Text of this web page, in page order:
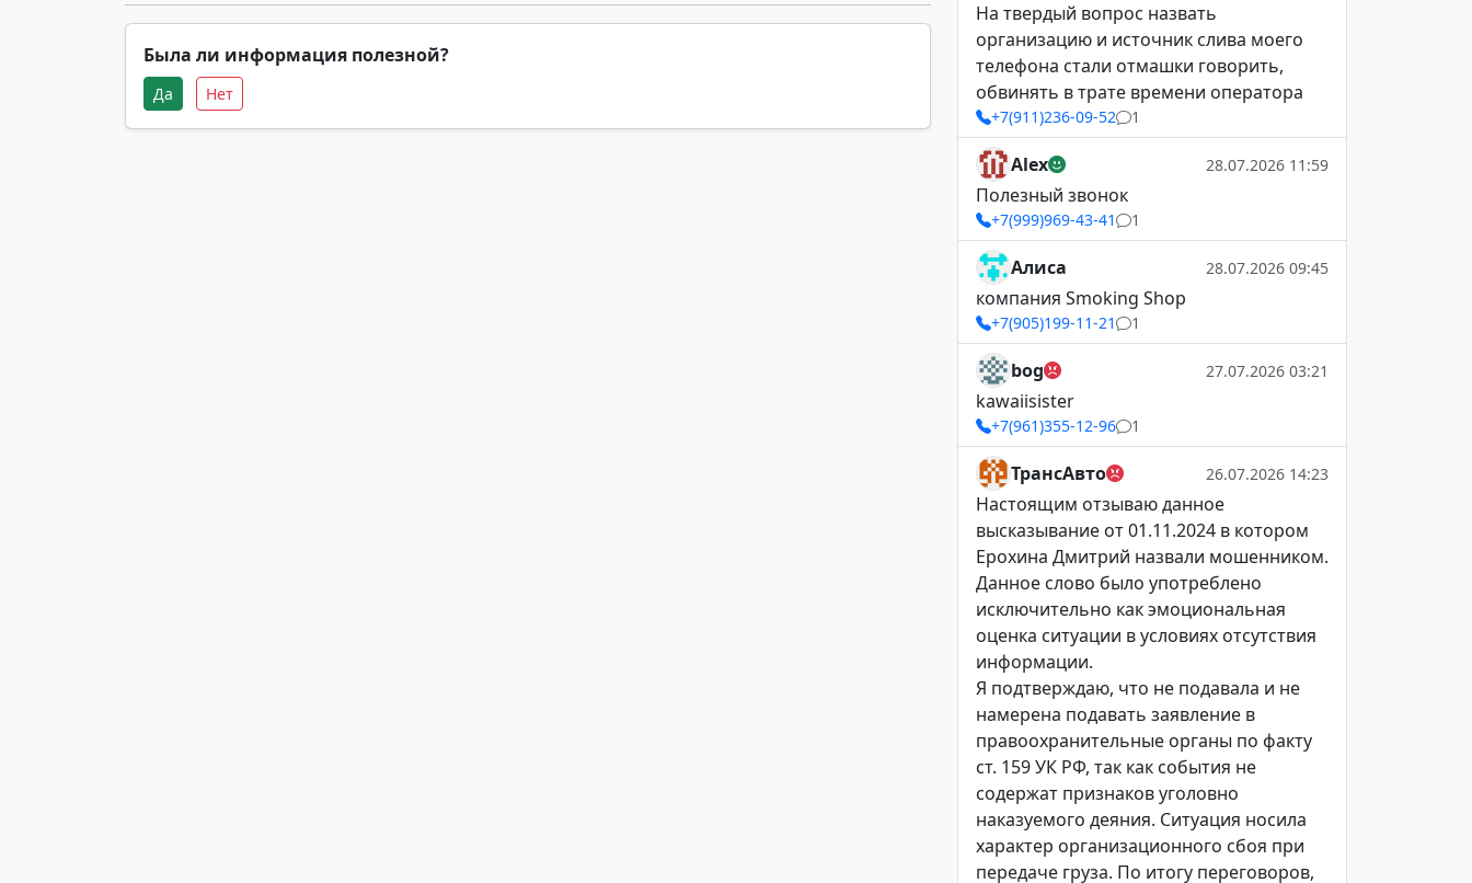
Была ли информация полезной?
Да Нет
На твердый вопрос назвать
организацию и источник слива моего
телефона стали отмашки говорить,
обвинять в трате времени оператора
+7(911)236-09-52 1
Alex 28.07.2026 11:59
Полезный звонок
+7(999)969-43-41 1
Алиса 28.07.2026 09:45
компания Smoking Shop
+7(905)199-11-21 1
bog 27.07.2026 03:21
kawaiisister
+7(961)355-12-96 1
ТрансАвто 26.07.2026 14:23
Настоящим отзываю данное
высказывание от 01.11.2024 в котором
Ерохина Дмитрий назвали мошенником.
Данное слово было употреблено
исключительно как эмоциональная
оценка ситуации в условиях отсутствия
информации.
Я подтверждаю, что не подавала и не
намерена подавать заявление в
правоохранительные органы по факту
ст. 159 УК РФ, так как события не
содержат признаков уголовно
наказуемого деяния. Ситуация носила
характер организационного сбоя при
передаче груза. По итогу переговоров,